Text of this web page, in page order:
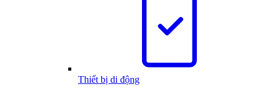
Thiết bị di động